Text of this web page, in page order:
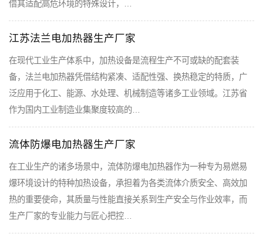
借其适配高危环境的特殊设计，…
江苏法兰电加热器生产厂家
在现代工业生产体系中，加热设备是流程生产不可或缺的配套装
备，法兰电加热器凭借结构紧凑、适配性强、换热稳定的特质，广
泛应用于化工、能源、水处理、机械制造等诸多工业领域。江苏省
作为国内工业制造业集聚度较高的…
流体防爆电加热器生产厂家
在工业生产的诸多场景中，流体防爆电加热器作为一种专为易燃易
爆环境设计的特种加热设备，承担着为各类流体介质安全、高效加
热的重要使命，其质量与性能直接关系到生产安全与作业效率，而
生产厂家的专业能力与匠心把控…